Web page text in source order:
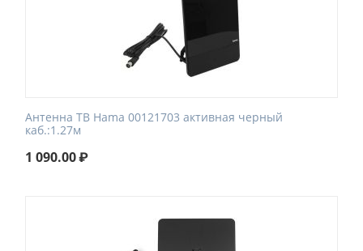
Антенна ТВ Hama 00121703 активная черный
каб.:1.27м
1 090.00₽